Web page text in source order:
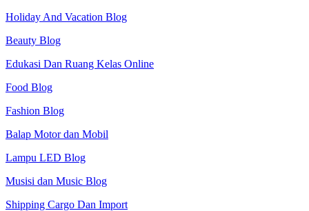
Holiday And Vacation Blog
Beauty Blog
Edukasi Dan Ruang Kelas Online
Food Blog
Fashion Blog
Balap Motor dan Mobil
Lampu LED Blog
Musisi dan Music Blog
Shipping Cargo Dan Import